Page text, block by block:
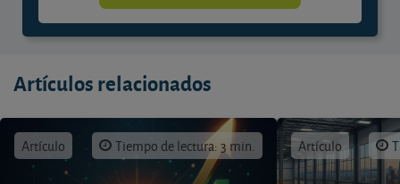
Artículos relacionados
Artículo Tiempo de lectura: 3 min. Artículo